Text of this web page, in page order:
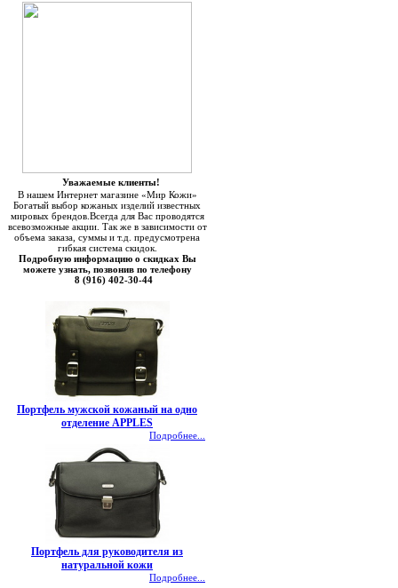
Уважаемые клиенты!
В нашем Интернет магазине «Мир Кожи»
Богатый выбор кожаных изделий известных
мировых брендов.Всегда для Вас проводятся
всевозможные акции. Так же в зависимости от
объема заказа, суммы и т.д. предусмотрена
гибкая система скидок.
Подробную информацию о скидках Вы
можете узнать, позвонив по телефону
8 (916) 402-30-44
Портфель мужской кожаный на одно
отделение APPLES
Подробнее...
Портфель для руководителя из
натуральной кожи
Подробнее...